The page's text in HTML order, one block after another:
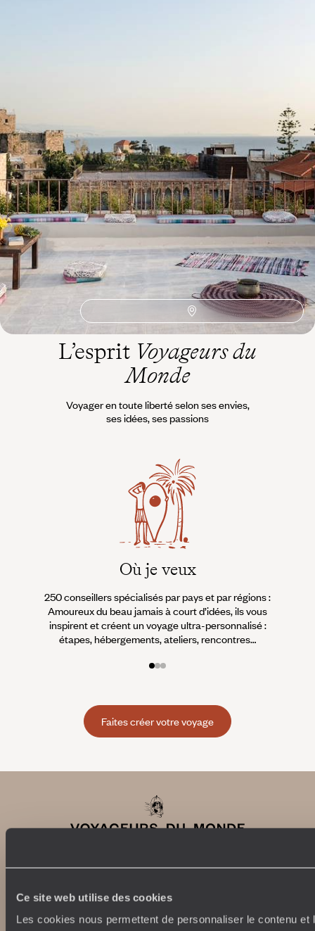
Ce site web utilise des cookies
Les cookies nous permettent de personnaliser le contenu et
Idées associées
Byblos Beyrouth Batroun Le Chouf UNESCO
Petra
Moyen-Orient
Mont Nebo Mer Morte Marchés
Madaba
Kerak
Chateau
Autotour As-Salt Art contemporain
L’esprit Voyageurs du
Monde
Voyager en toute liberté selon ses envies,
ses idées, ses passions
Où je veux
250 conseillers spécialisés par pays et par régions :
Amoureux du beau jamais à court d’idées, ils vous
inspirent et créent un voyage ultra-personnalisé :
étapes, hébergements, ateliers, rencontres…
Faites créer votre voyage
Abonnez-vous à notre newsletter